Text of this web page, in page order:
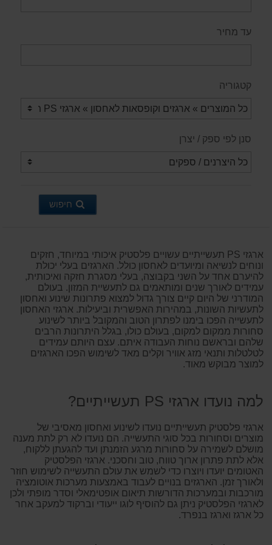
עד מחיר
קטגוריה
סנן לפי ספק / יצרן
חיפוש
ארגזי PS תעשייתיים עשויים פלסטיק איכותי במיוחד, חזקים
ונוחים לנשיאה ומיועדים לאחסון כולל. הארגזים בעלי יכולת
להיערם אחד על השני בקבוצה, בעלי מסגרת חזקה ואיכותית,
עמידים לאורך שנים ומותאמים גם לתעשיית המזון. בעולם
המודרני של היום קיים צורך גדול למצוא פתרונות שינוע ואחסון
לתעשיות השונות, במהירות האפשרית וביעילות. ארגזי האחסון
לתעשייה הפכו בימנו לפתרון הטוב והמקובל ביותר לשינוע
סחורות ממקום למקום, בעולם כולו, בגלל היתרונות הרבים
שלהם ובראשם נוחות העבודה איתם. עצם היותם עמידים
לטלטלות ותנאי מזג אוויר וקלים מאד לשימוש הפכו הארגזים
למוצר מבוקש מאוד.
למה נועדו ארגזי PS תעשייתיים?
ארגזי פלסטיק תעשייתיים נועדו לשינוע ואחסון מאסיבי של
מוצרים וסחורות בכל סוגי התעשייה. הם נועדו לא רק לתת מענה
מושלם לשמירה על סחורות מרגע הזמנתן ועד להגעתן ללקוח,
אלא לתת פתרון ארוך טווח, טוב וחסכני. ארגזי הפלסטיק
האטומים יועדו ויוצרו כדי לשמש את עולם התעשייה לשימוש חוזר
ולאורך זמן. הארגזים בנויים לעבוד באמצעות מערכות אוטומציה
מורכבות ובמערכות הדורשות תיאום אופטימאלי וסדר מופתי ולכן
לארגזי הפלסטיק ניתן גם להוסיף לוגו ייעודי וברקוד למעקב אחר
כל ארגז וארגז בנפרד.